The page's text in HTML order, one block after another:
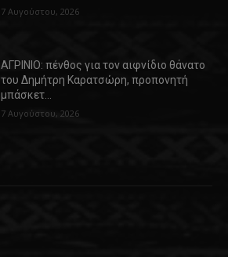
7 Αυγούστου, 2026
ΑΓΡΙΝΙΟ: πένθος για τον αιφνίδιο θάνατο
του Δημήτρη Καρατσώρη, προπονητή
μπάσκετ…
7 Αυγούστου, 2026